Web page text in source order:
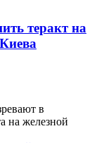
теракт на
в
на железной